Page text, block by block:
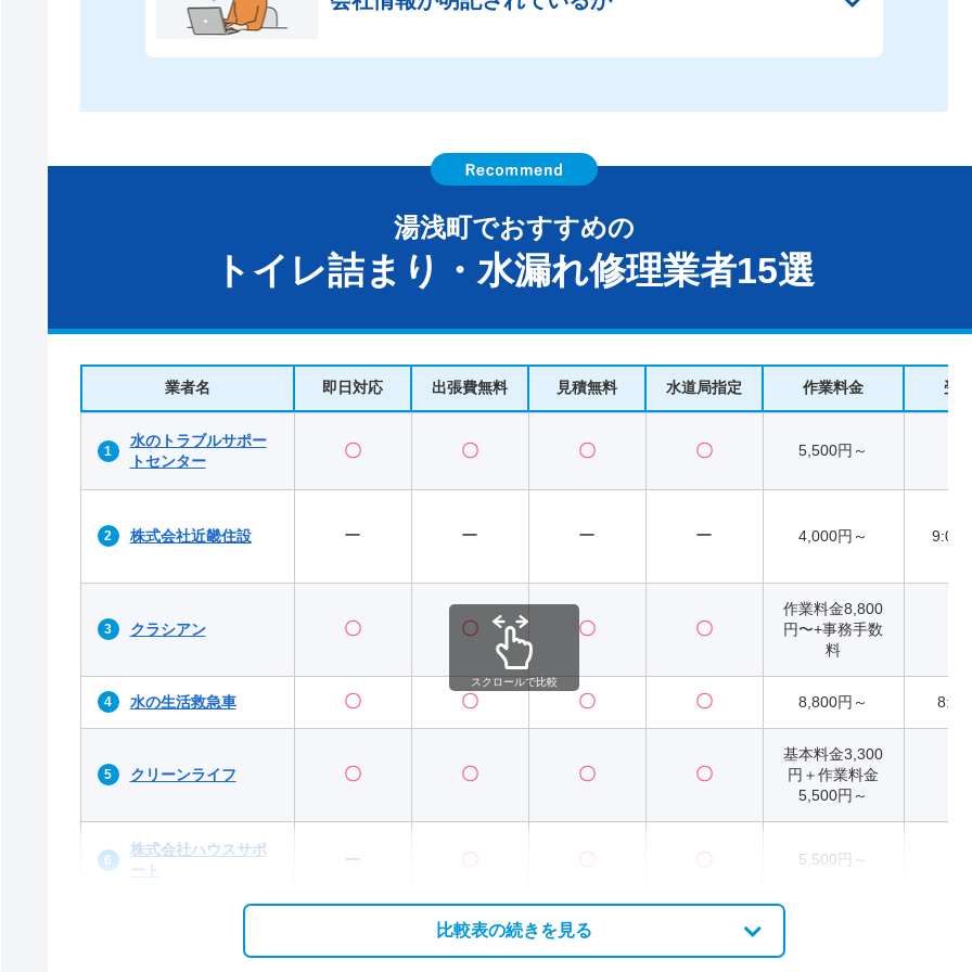
湯浅町でおすすめの
トイレ詰まり・水漏れ修理業者15選
業者名 即日対応 出張費無料 見積無料 水道局指定 作業料金 受
水のトラブルサポー
トセンター
〇 〇 〇 〇 5,500円～
株式会社近畿住設 ー ー ー ー 4,000円～ 9:00
クラシアン 〇 〇 〇 〇
作業料金8,800
円〜+事務手数
料
水の生活救急車 〇 〇 〇 〇 8,800円～ 8:00-
クリーンライフ 〇 〇 〇 〇
基本料金3,300
円＋作業料金
5,500円～
株式会社ハウスサポ
ート
ー 〇 〇 〇 5,500円～
スクロールで比較
比較表の続きを見る